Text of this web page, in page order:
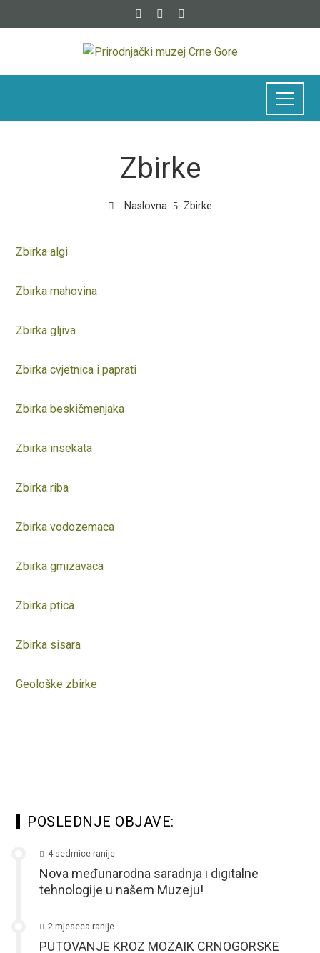
Zbirke
Naslovna Zbirke
Zbirka algi
Zbirka mahovina
Zbirka gljiva
Zbirka cvjetnica i paprati
Zbirka beskičmenjaka
Zbirka insekata
Zbirka riba
Zbirka vodozemaca
Zbirka gmizavaca
Zbirka ptica
Zbirka sisara
Geološke zbirke
POSLEDNJE OBJAVE:
4 sedmice ranije
Nova međunarodna saradnja i digitalne
tehnologije u našem Muzeju!
2 mjeseca ranije
PUTOVANJE KROZ MOZAIK CRNOGORSKE